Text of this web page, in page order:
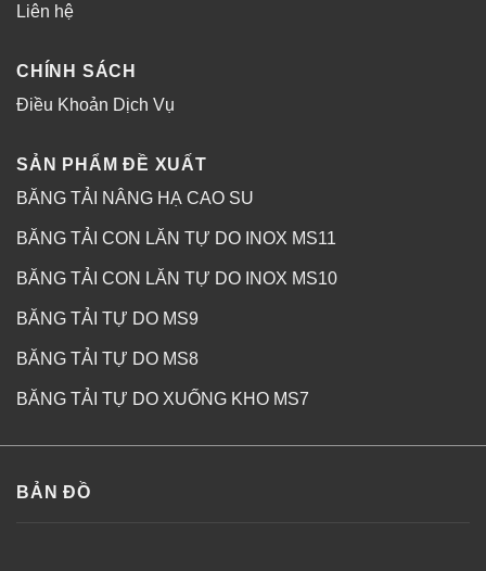
Liên hệ
CHÍNH SÁCH
Điều Khoản Dịch Vụ
SẢN PHẨM ĐỀ XUẤT
BĂNG TẢI NÂNG HẠ CAO SU
BĂNG TẢI CON LĂN TỰ DO INOX MS11
BĂNG TẢI CON LĂN TỰ DO INOX MS10
BĂNG TẢI TỰ DO MS9
BĂNG TẢI TỰ DO MS8
BĂNG TẢI TỰ DO XUỐNG KHO MS7
BẢN ĐỒ